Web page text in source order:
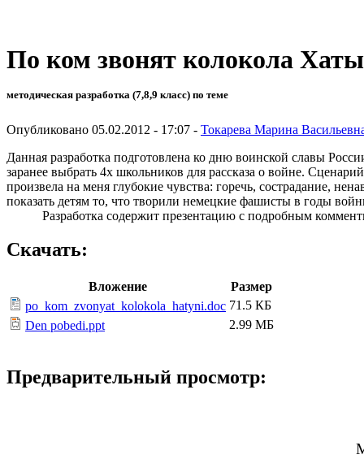
По ком звонят колокола
методическая разработка (7,8,9 класс) по теме
Опубликовано 05.02.2012 - 17:07 - Токарева Марина
Данная разработка подготовлена ко дню воинской славы
заранее выбрать 4х школьников для рассказа о войне.
произвела на меня глубокие чувства: горечь, сострадание,
показать детям то, что творили немецкие фашисты в годы
Разработка содержит презентацию с подробным
Скачать:
Вложение
Размер
po_kom_zvonyat_kolokola_hatyni.doc 71.5 КБ
Den pobedi.ppt
2.99 МБ
Предварительный просмотр: